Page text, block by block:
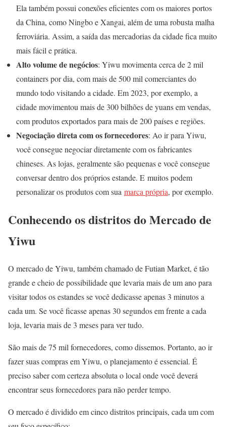
Ela também possui conexões eficientes com os maiores portos
da China, como Ningbo e Xangai, além de uma robusta malha
ferroviária. Assim, a saída das mercadorias da cidade fica muito
mais fácil e prática.
Alto volume de negócios: Yiwu movimenta cerca de 2 mil
containers por dia, com mais de 500 mil comerciantes do
mundo todo visitando a cidade. Em 2023, por exemplo, a
cidade movimentou mais de 300 bilhões de yuans em vendas,
com produtos exportados para mais de 200 países e regiões.
Negociação direta com os fornecedores: Ao ir para Yiwu,
você consegue negociar diretamente com os fabricantes
chineses. As lojas, geralmente são pequenas e você consegue
conversar dentro dos próprios estande. E muitos podem
personalizar os produtos com sua marca própria, por exemplo.
Conhecendo os distritos do Mercado de
Yiwu
O mercado de Yiwu, também chamado de Futian Market, é tão
grande e cheio de possibilidade que levaria mais de um ano para
visitar todos os estandes se você dedicasse apenas 3 minutos a
cada um. Se você ficasse apenas 30 segundos em frente a cada
loja, levaria mais de 3 meses para ver tudo.
São mais de 75 mil fornecedores, como dissemos. Portanto, ao ir
fazer suas compras em Yiwu, o planejamento é essencial. É
preciso saber com certeza absoluta o local onde você deverá
encontrar seus fornecedores para não perder tempo.
O mercado é dividido em cinco distritos principais, cada um com